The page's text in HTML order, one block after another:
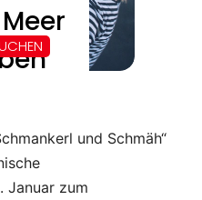
und Schmäh“
Januar zum